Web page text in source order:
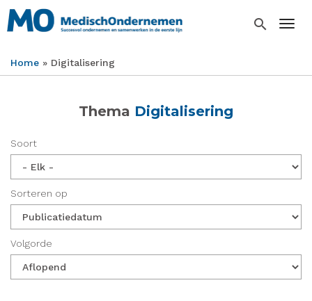
Overslaan
en
inhoud
search
Kruimelpad
Home Digitalisering
Thema Digitalisering
Soort
Sorteren op
Volgorde